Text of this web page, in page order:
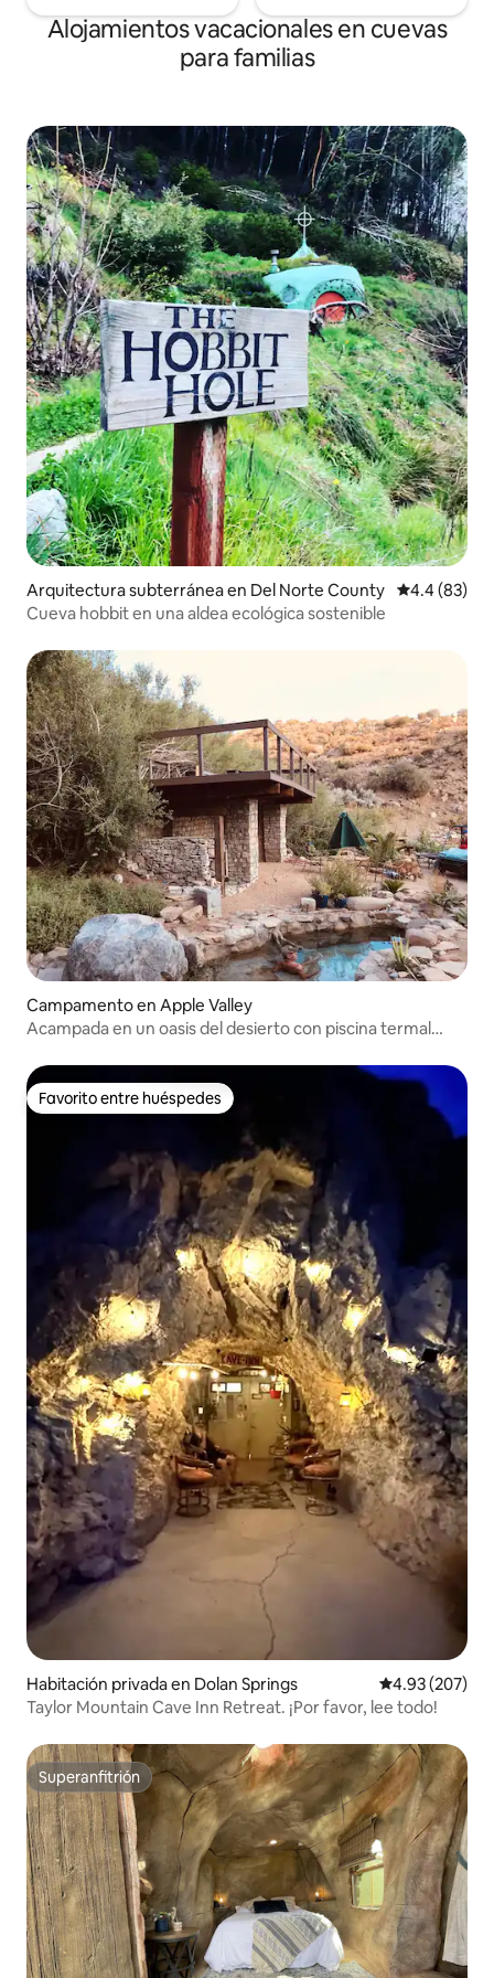
Alojamientos vacacionales en cuevas
para familias
Arquitectura subterránea en Del Norte County Calificación
4.4 (83)
Cueva hobbit en una aldea ecológica sostenible
Campamento en Apple Valley
Acampada en un oasis del desierto con piscina termal
Favorito entre huéspedes
Favorito entre huéspedes
Habitación privada en Dolan Springs Calificación
4.93 (207)
Taylor Mountain Cave Inn Retreat. ¡Por favor, lee todo!
Superanfitrión
Superanfitrión